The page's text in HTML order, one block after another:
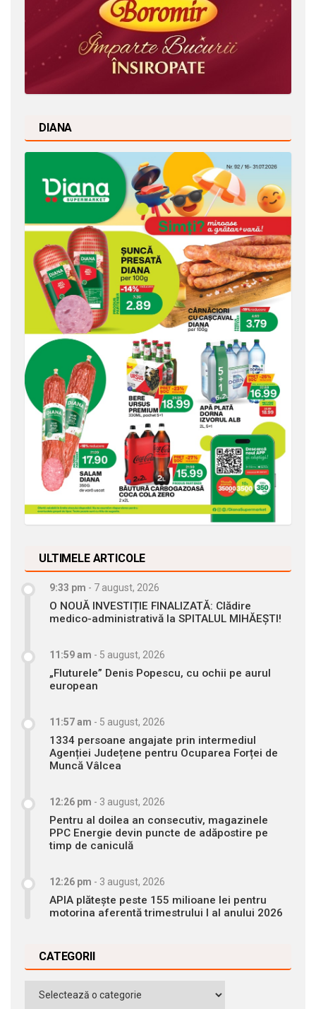
DIANA
ULTIMELE ARTICOLE
9:33 pm - 7 august, 2026
O NOUĂ INVESTIȚIE FINALIZATĂ: Clădire
medico-administrativă la SPITALUL MIHĂEȘTI!
11:59 am - 5 august, 2026
„Fluturele” Denis Popescu, cu ochii pe aurul
european
11:57 am - 5 august, 2026
1334 persoane angajate prin intermediul
Agenției Județene pentru Ocuparea Forței de
Muncă Vâlcea
12:26 pm - 3 august, 2026
Pentru al doilea an consecutiv, magazinele
PPC Energie devin puncte de adăpostire pe
timp de caniculă
12:26 pm - 3 august, 2026
APIA plătește peste 155 milioane lei pentru
motorina aferentă trimestrului I al anului 2026
CATEGORII
Categorii